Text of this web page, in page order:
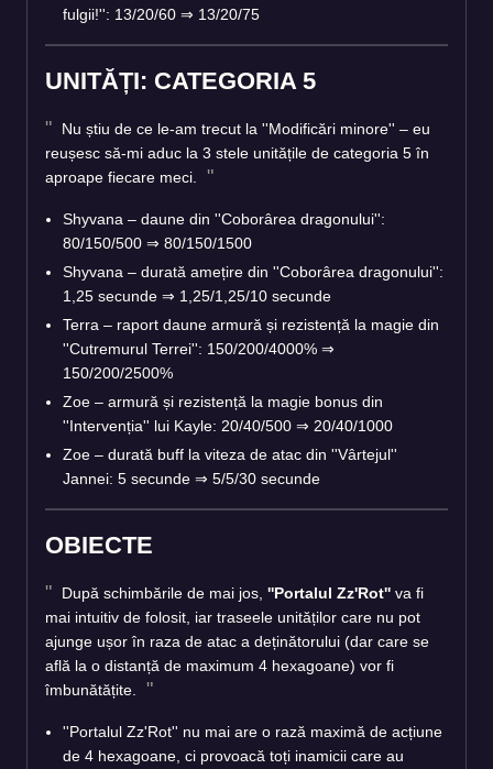
fulgii!'': 13/20/60 ⇒ 13/20/75
UNITĂȚI: CATEGORIA 5
Nu știu de ce le-am trecut la ''Modificări minore'' – eu
reușesc să-mi aduc la 3 stele unitățile de categoria 5 în
aproape fiecare meci.
Shyvana – daune din ''Coborârea dragonului'':
80/150/500 ⇒ 80/150/1500
Shyvana – durată amețire din ''Coborârea dragonului'':
1,25 secunde ⇒ 1,25/1,25/10 secunde
Terra – raport daune armură și rezistență la magie din
''Cutremurul Terrei'': 150/200/4000% ⇒
150/200/2500%
Zoe – armură și rezistență la magie bonus din
''Intervenția'' lui Kayle: 20/40/500 ⇒ 20/40/1000
Zoe – durată buff la viteza de atac din ''Vârtejul''
Jannei: 5 secunde ⇒ 5/5/30 secunde
OBIECTE
După schimbările de mai jos, ''Portalul Zz'Rot'' va fi
mai intuitiv de folosit, iar traseele unităților care nu pot
ajunge ușor în raza de atac a deținătorului (dar care se
află la o distanță de maximum 4 hexagoane) vor fi
îmbunătățite.
''Portalul Zz'Rot'' nu mai are o rază maximă de acțiune
de 4 hexagoane, ci provoacă toți inamicii care au